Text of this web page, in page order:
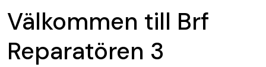
Välkommen till Brf
Reparatören 3